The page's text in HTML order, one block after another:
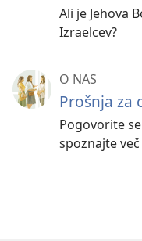
Ali je Jehova
Izraelcev?
O NAS
Prošnja za
Pogovorite
spoznajte